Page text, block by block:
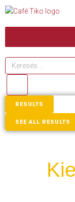
RESULTS
SEE ALL RESULTS